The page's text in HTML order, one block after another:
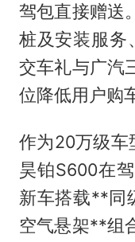
驾包直接赠送
桩及安装服务
交车礼与广汽
位降低用户购
作为20万级车
昊铂S600在
新车搭载**同
空气悬架**组